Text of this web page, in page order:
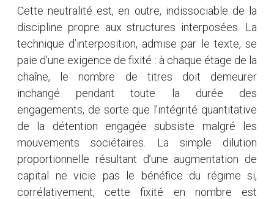
Cette neutralité est, en outre, indissociable de la
discipline propre aux structures interposées. La
technique d’interposition, admise par le texte, se
paie d’une exigence de fixité : à chaque étage de la
chaîne, le nombre de titres doit demeurer
inchangé pendant toute la durée des
engagements, de sorte que l’intégrité quantitative
de la détention engagée subsiste malgré les
mouvements sociétaires. La simple dilution
proportionnelle résultant d’une augmentation de
capital ne vicie pas le bénéfice du régime si,
corrélativement, cette fixité en nombre est